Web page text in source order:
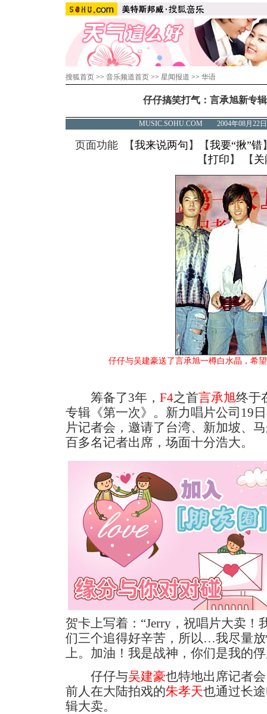
搜狐首页 >> 音乐频道首页 >> 星闻报道 >> 华语
仔仔搞笑打气：言承旭新专
MUSIC.SOHU.COM 2004年08月
页面功能 【我来说两句 】【我要“揪”错
【打印 】 【 关
仔仔与吴建豪送了言承旭一樽白水晶，希
筹备了3年， F4之首言承旭终于
专辑《第一次》。新力唱片公司19
片记者会，邀请了台湾、新加坡、
百多名记者出席，场面十分浩大。
贺卡上写着：“Jerry，祝唱片大卖！
们三个追得好辛苦，所以…我尽量
上。加油！我是战神，你们是我的
仔仔与吴建豪也特地出席记者
前人在大陆拍戏的朱孝天也通过长
辑大卖。